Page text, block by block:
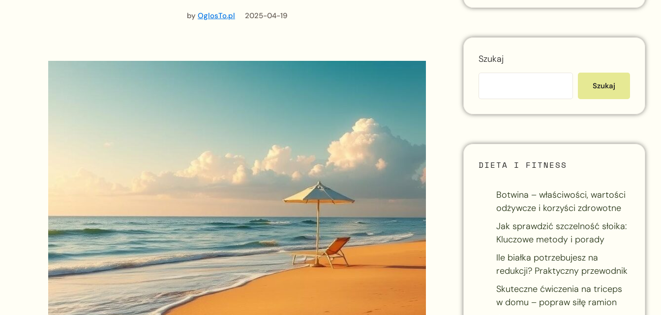
by OglosTo.pl 2025-04-19
Szukaj
Szukaj
DIETA I FITNESS
Botwina – właściwości, wartości
odżywcze i korzyści zdrowotne
Jak sprawdzić szczelność słoika:
Kluczowe metody i porady
Ile białka potrzebujesz na
redukcji? Praktyczny przewodnik
Skuteczne ćwiczenia na triceps
w domu – popraw siłę ramion